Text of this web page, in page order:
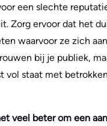
een slechte
Zorg ervoor dat het
waarvoor ze zich
bij je publiek,
vol staat met
veel beter om een